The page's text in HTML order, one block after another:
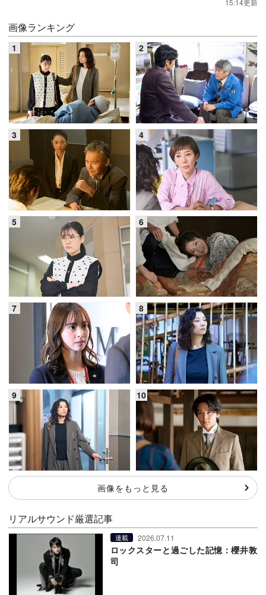
画像ランキング
画像をもっと見る
リアルサウンド厳選記事
連載 2026.07.11
ロックスターと過ごした記憶：櫻井敦
司